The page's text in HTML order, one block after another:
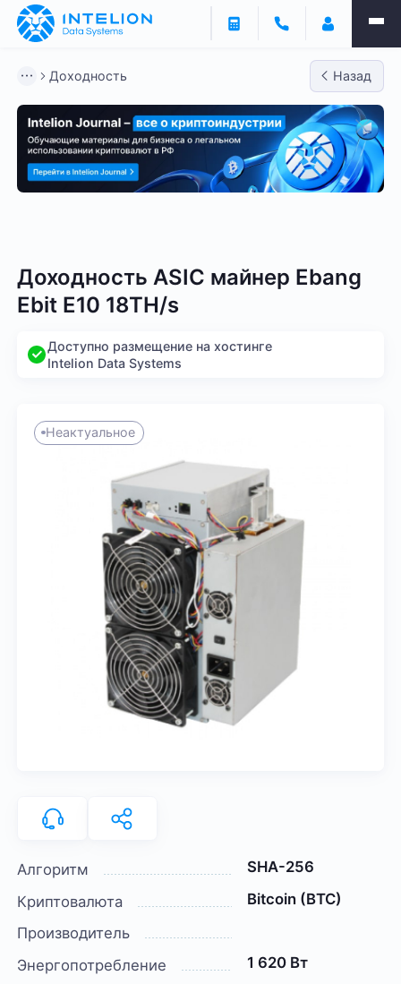
Доходность Назад
Доходность ASIC майнер Ebang
Ebit E10 18TH/s
Доступно размещение на хостинге
Intelion Data Systems
Неактуальное
Алгоритм
SHA-256
Криптовалюта
Bitcoin (BTC)
Производитель
Энергопотребление
1 620 Вт